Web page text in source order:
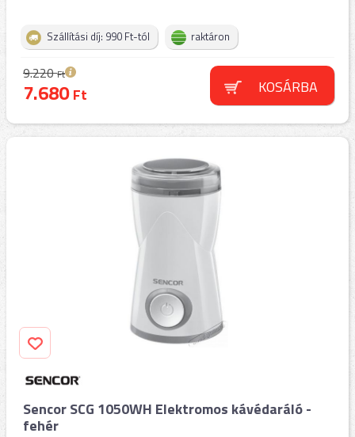
Szállítási díj: 990 Ft-tól raktáron
9.220Ft
7.680Ft KOSÁRBA
Sencor SCG 1050WH Elektromos kávédaráló -
fehér